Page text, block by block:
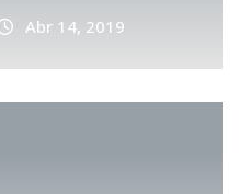
Abr 14, 2019